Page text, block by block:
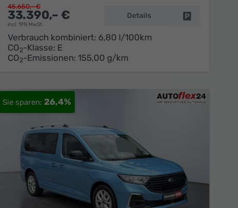
33.390,– €
incl. 19% MwSt.
45.650,– €
Details
Verbrauch kombiniert: 6,80 l/100km
CO2-Klasse: E
CO2-Emissionen: 155,00 g/km
26,4%